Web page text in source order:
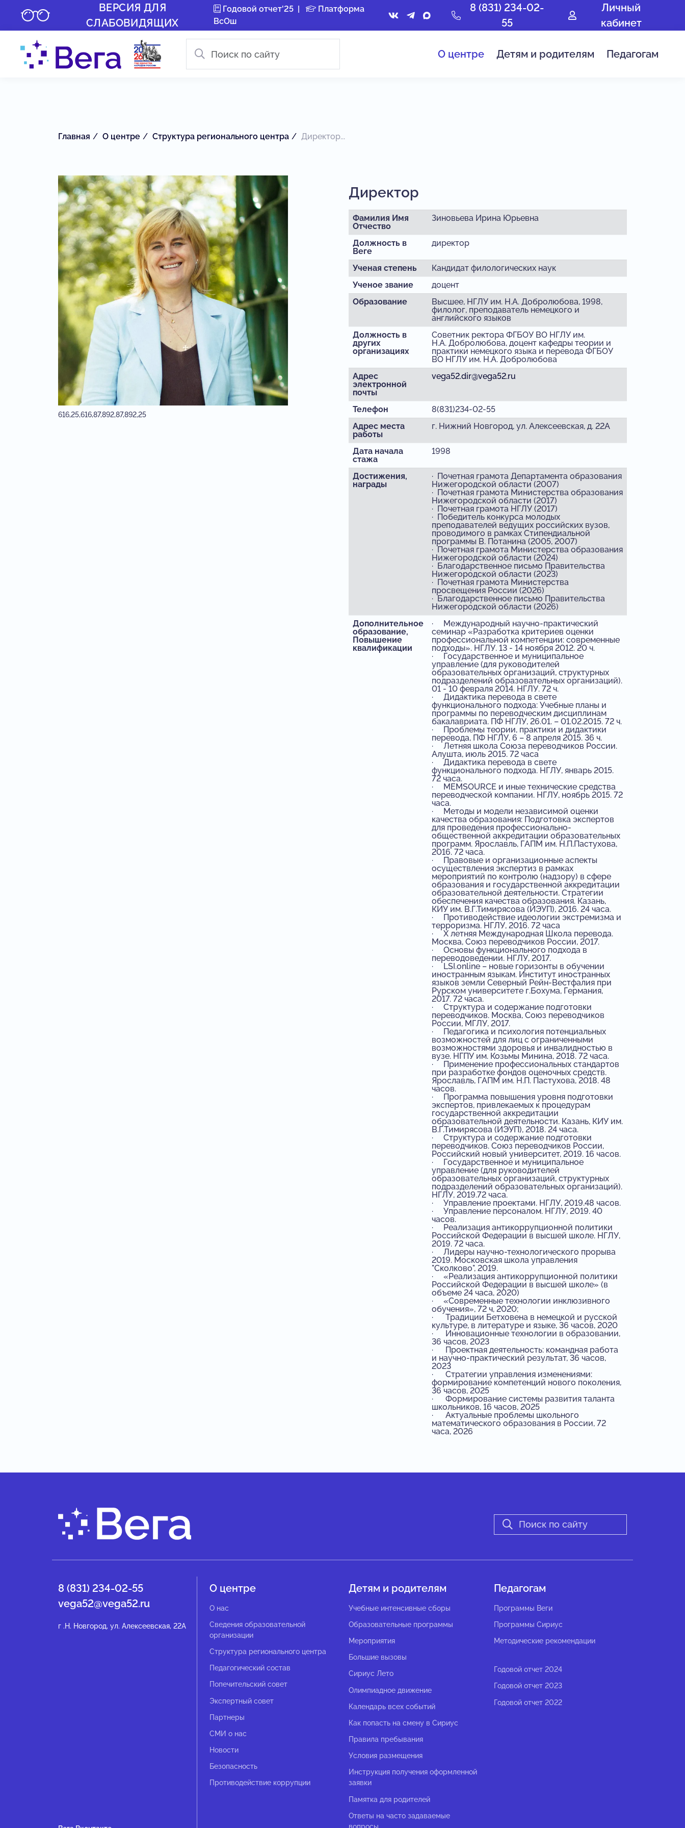
ВЕРСИЯ ДЛЯ
СЛАБОВИДЯЩИХ
Годовой отчет'25|
Платформа
ВсОш
8 (831) 234-02-
55
Личный
кабинет
О центре Детям и родителям Педагогам
Главная О центре Структура регионального центра Директор...
616,25,616,87,892,87,892,25
Директор
Фамилия Имя
Отчество
Зиновьева Ирина Юрьевна
Должность в
Веге
директор
Ученая степень
Кандидат филологических наук
Ученое звание
доцент
Образование
Высшее, НГЛУ им. Н.А. Добролюбова, 1998,
филолог, преподаватель немецкого и
английского языков
Должность в
других
организациях
Советник ректора ФГБОУ ВО НГЛУ им.
Н.А. Добролюбова, доцент кафедры теории и
практики немецкого языка и перевода ФГБОУ
ВО НГЛУ им. Н.А. Добролюбова
Адрес
электронной
почты
vega52.dir@vega52.ru
Телефон
8(831)234-02-55
Адрес места
работы
г. Нижний Новгород, ул. Алексеевская, д. 22А
Дата начала
стажа
1998
Достижения,
награды
· Почетная грамота Департамента образования
Нижегородской области (2007)
· Почетная грамота Министерства образования
Нижегородской области (2017)
· Почетная грамота НГЛУ (2017)
· Победитель конкурса молодых
преподавателей ведущих российских вузов,
проводимого в рамках Стипендиальной
программы В. Потанина (2005, 2007)
· Почетная грамота Министерства образования
Нижегородской области (2024)
· Благодарственное письмо Правительства
Нижегородской области (2023)
· Почетная грамота Министерства
просвещения России (2026)
· Благодарственное письмо Правительства
Нижегородской области (2026)
Дополнительное
образование,
Повышение
квалификации
· Международный научно-практический
семинар «Разработка критериев оценки
профессиональной компетенции: современные
подходы». НГЛУ. 13 - 14 ноября 2012. 20 ч.
· Государственное и муниципальное
управление (для руководителей
образовательных организаций, структурных
подразделений образовательных организаций).
01 - 10 февраля 2014. НГЛУ. 72 ч.
· Дидактика перевода в свете
функционального подхода: Учебные планы и
программы по переводческим дисциплинам
бакалавриата. ПФ НГЛУ, 26.01. – 01.02.2015. 72 ч.
· Проблемы теории, практики и дидактики
перевода, ПФ НГЛУ, 6 – 8 апреля 2015. 36 ч.
· Летняя школа Союза переводчиков России.
Алушта, июль 2015. 72 часа
· Дидактика перевода в свете
функционального подхода. НГЛУ, январь 2015.
72 часа.
· MEMSOURCE и иные технические средства
переводческой компании. НГЛУ, ноябрь 2015. 72
часа.
· Методы и модели независимой оценки
качества образования: Подготовка экспертов
для проведения профессионально-
общественной аккредитации образовательных
программ. Ярославль, ГАПМ им. Н.П.Пастухова,
2016. 72 часа.
· Правовые и организационные аспекты
осуществления экспертиз в рамках
мероприятий по контролю (надзору) в сфере
образования и государственной аккредитации
образовательной деятельности. Стратегии
обеспечения качества образования. Казань,
КИУ им. В.Г.Тимирясова (ИЭУП), 2016. 24 часа.
· Противодействие идеологии экстремизма и
терроризма. НГЛУ, 2016. 72 часа
· X летняя Международная Школа перевода.
Москва, Союз переводчиков России, 2017.
· Основы функционального подхода в
переводоведении. НГЛУ, 2017.
· LSI.online – новые горизонты в обучении
иностранным языкам. Институт иностранных
языков земли Северный Рейн-Вестфалия при
Рурском университете г.Бохума, Германия,
2017. 72 часа.
· Структура и содержание подготовки
переводчиков. Москва, Союз переводчиков
России, МГЛУ, 2017.
· Педагогика и психология потенциальных
возможностей для лиц с ограниченными
возможностями здоровья и инвалидностью в
вузе. НГПУ им. Козьмы Минина, 2018. 72 часа.
· Применение профессиональных стандартов
при разработке фондов оценочных средств.
Ярославль, ГАПМ им. Н.П. Пастухова, 2018. 48
часов.
· Программа повышения уровня подготовки
экспертов, привлекаемых к процедурам
государственной аккредитации
образовательной деятельности. Казань, КИУ им.
В.Г.Тимирясова (ИЭУП), 2018. 24 часа.
· Структура и содержание подготовки
переводчиков. Союз переводчиков России,
Российский новый университет, 2019. 16 часов.
· Государственное и муниципальное
управление (для руководителей
образовательных организаций, структурных
подразделений образовательных организаций).
НГЛУ, 2019.72 часа.
· Управление проектами. НГЛУ, 2019.48 часов.
· Управление персоналом. НГЛУ, 2019. 40
часов.
· Реализация антикоррупционной политики
Российской Федерации в высшей школе. НГЛУ,
2019. 72 часа.
· Лидеры научно-технологического прорыва
2019. Московская школа управления
"Сколково", 2019.
· «Реализация антикоррупционной политики
Российской Федерации в высшей школе» (в
объеме 24 часа, 2020)
· «Современные технологии инклюзивного
обучения», 72 ч, 2020;
· Традиции Бетховена в немецкой и русской
культуре, в литературе и языке, 36 часов, 2020
· Инновационные технологии в образовании,
36 часов, 2023
· Проектная деятельность: командная работа
и научно-практический результат, 36 часов,
2023
· Стратегии управления изменениями:
формирование компетенций нового поколения,
36 часов, 2025
· Формирование системы развития таланта
школьников, 16 часов, 2025
· Актуальные проблемы школьного
математического образования в России, 72
часа, 2026
8 (831) 234-02-55
vega52@vega52.ru
г .Н. Новгород, ул. Алексеевская, 22А
О центре
О нас
Сведения образовательной
организации
Структура регионального центра
Педагогический состав
Попечительский совет
Экспертный совет
Партнеры
СМИ о нас
Новости
Безопасность
Противодействие коррупции
Детям и родителям
Учебные интенсивные сборы
Образовательные программы
Мероприятия
Большие вызовы
Сириус Лето
Олимпиадное движение
Календарь всех событий
Как попасть на смену в Сириус
Правила пребывания
Условия размещения
Инструкция получения оформленной
заявки
Памятка для родителей
Ответы на часто задаваемые
Педагогам
Программы Веги
Программы Сириус
Методические рекомендации
Годовой отчет 2024
Годовой отчет 2023
Годовой отчет 2022